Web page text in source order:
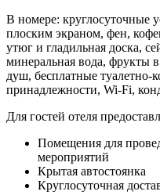
В номере: круглосуточные
плоским экраном, фен,
утюг и гладильная доска,
минеральная вода, фрукты
душ, бесплатные туалетно-
принадлежности, Wi-Fi,
Для гостей отеля
Помещения для
мероприятий
Крытая автостоянка
Круглосуточная